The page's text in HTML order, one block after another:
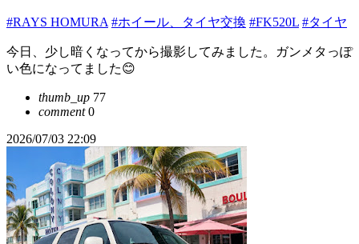
#RAYS HOMURA #ホイール、タイヤ交換 #FK520L #タイヤ
今日、少し暗くなってから撮影してみました。ガンメタっぽ
い色になってました😊
thumb_up 77
comment0
2026/07/03 22:09